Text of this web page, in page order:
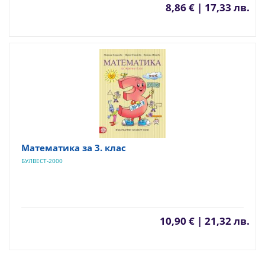
8,86 € | 17,33 лв.
Математика за 3. клас
БУЛВЕСТ-2000
10,90 € | 21,32 лв.